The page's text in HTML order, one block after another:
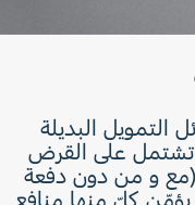
البديلة
على القرض
(مع و من دون دفعة
يؤمّن كلّ منها منافع